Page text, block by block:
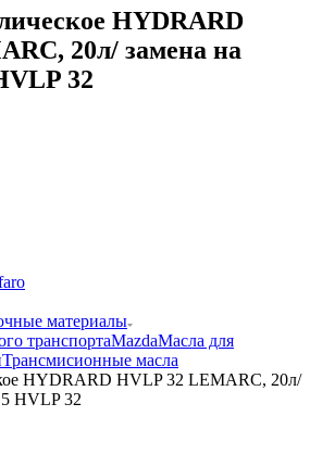
HYDRARD
20л/ замена на
32
материалы
транспортаMazdaМасла для
Трансмисионные масла
HYDRARD HVLP 32 LEMARC, 20л/
HVLP 32